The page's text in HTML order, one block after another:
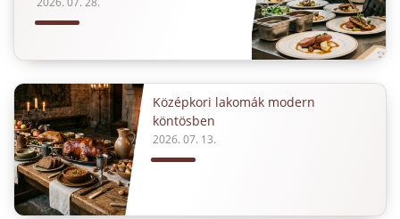
Középkori lakomák modern
köntösben
2026. 07. 13.